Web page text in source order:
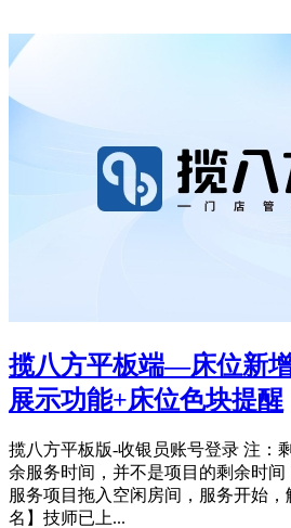
揽八方平板端—床位新
展示功能+床位色块提醒
揽八方平板版-收银员账号登录 注：
余服务时间，并不是项目的剩余时
服务项目拖入空闲房间，服务开始
名】技师已上...